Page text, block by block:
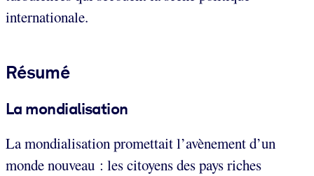
internationale.
Résumé
La mondialisation
La mondialisation promettait l’avènement d’un
monde nouveau : les citoyens des pays riches